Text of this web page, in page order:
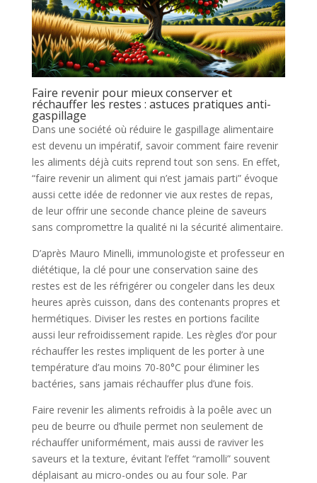
Faire revenir pour mieux conserver et
réchauffer les restes : astuces pratiques anti-
gaspillage
Dans une société où réduire le gaspillage alimentaire
est devenu un impératif, savoir comment faire revenir
les aliments déjà cuits reprend tout son sens. En effet,
“faire revenir un aliment qui n’est jamais parti” évoque
aussi cette idée de redonner vie aux restes de repas,
de leur offrir une seconde chance pleine de saveurs
sans compromettre la qualité ni la sécurité alimentaire.
D’après Mauro Minelli, immunologiste et professeur en
diététique, la clé pour une conservation saine des
restes est de les réfrigérer ou congeler dans les deux
heures après cuisson, dans des contenants propres et
hermétiques. Diviser les restes en portions facilite
aussi leur refroidissement rapide. Les règles d’or pour
réchauffer les restes impliquent de les porter à une
température d’au moins 70-80°C pour éliminer les
bactéries, sans jamais réchauffer plus d’une fois.
Faire revenir les aliments refroidis à la poêle avec un
peu de beurre ou d’huile permet non seulement de
réchauffer uniformément, mais aussi de raviver les
saveurs et la texture, évitant l’effet “ramolli” souvent
déplaisant au micro-ondes ou au four sole. Par